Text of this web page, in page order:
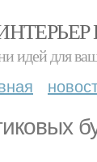
идей для